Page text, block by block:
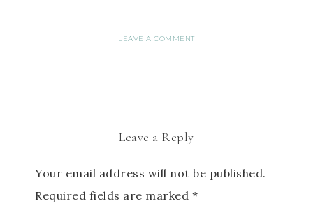
LEAVE A COMMENT
Leave a Reply
Your email address will not be published.
Required fields are marked *